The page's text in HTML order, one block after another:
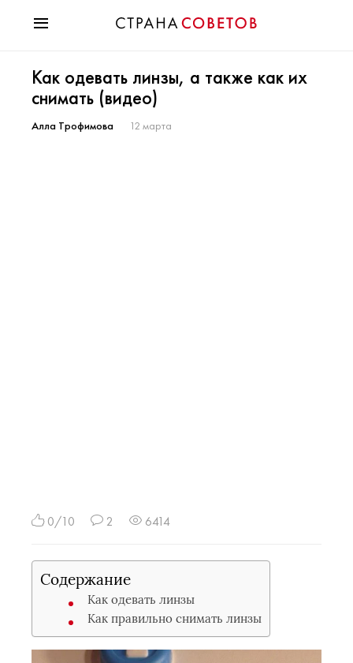
Мода
Звезды
Гороскопы
Как одевать линзы, а также как их
снимать (видео)
Алла Трофимова 12 марта
0/10 2 6414
Содержание
Как одевать линзы
Как правильно снимать линзы